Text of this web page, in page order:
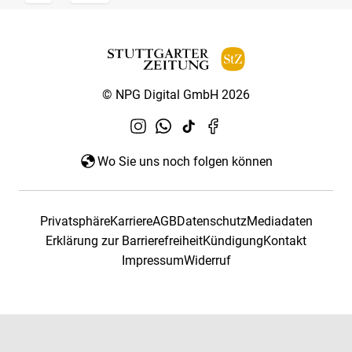
© NPG Digital GmbH 2026
Wo Sie uns noch folgen können
PrivatsphäreKarriereAGBDatenschutzMediadaten
Erklärung zur BarrierefreiheitKündigungKontakt
ImpressumWiderruf